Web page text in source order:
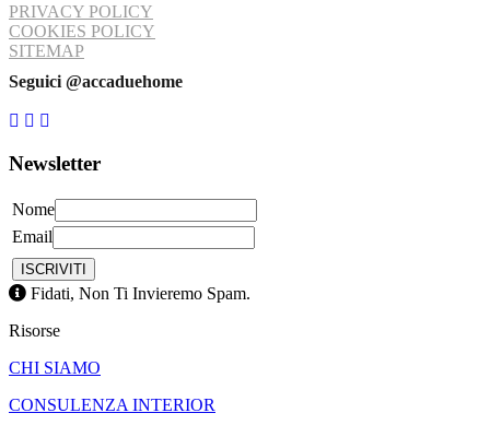
PRIVACY POLICY
COOKIES POLICY
SITEMAP
Seguici @accaduehome
Newsletter
Nome
Email
Fidati, Non Ti Invieremo Spam.
Risorse
CHI SIAMO
CONSULENZA INTERIOR